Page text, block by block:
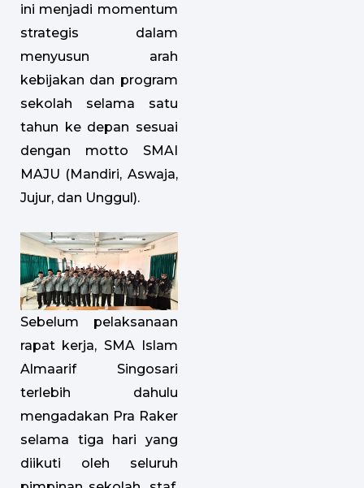
ini menjadi momentum
strategis dalam
menyusun arah
kebijakan dan program
sekolah selama satu
tahun ke depan sesuai
dengan motto SMAI
MAJU (Mandiri, Aswaja,
Jujur, dan Unggul).
Sebelum pelaksanaan
rapat kerja, SMA Islam
Almaarif Singosari
terlebih dahulu
mengadakan Pra Raker
selama tiga hari yang
diikuti oleh seluruh